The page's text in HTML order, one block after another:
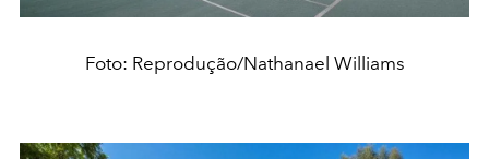
Foto: Reprodução/Nathanael Williams